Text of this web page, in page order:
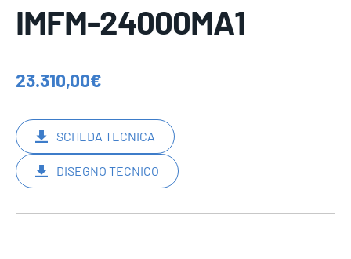
IMFM-24000MA1
23.310,00€
SCHEDA TECNICA
DISEGNO TECNICO